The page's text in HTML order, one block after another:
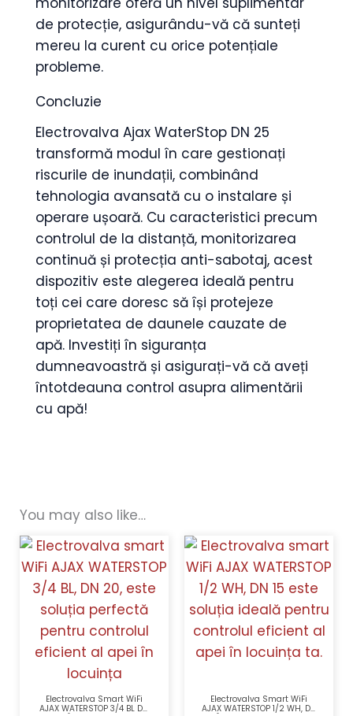
de protecție, asigurându-vă că sunteți
mereu la curent cu orice potențiale
probleme.
Concluzie
Electrovalva Ajax WaterStop DN 25
transformă modul în care gestionați
riscurile de inundații, combinând
tehnologia avansată cu o instalare și
operare ușoară. Cu caracteristici precum
controlul de la distanță, monitorizarea
continuă și protecția anti-sabotaj, acest
dispozitiv este alegerea ideală pentru
toți cei care doresc să își protejeze
proprietatea de daunele cauzate de
apă. Investiți în siguranța
dumneavoastră și asigurați-vă că aveți
întotdeauna control asupra alimentării
cu apă!
You may also like…
Electrovalva Smart WiFi
AJAX WATERSTOP 3/4 BL DN
Electrovalva Smart WiFi
AJAX WATERSTOP 1/2 WH, DN